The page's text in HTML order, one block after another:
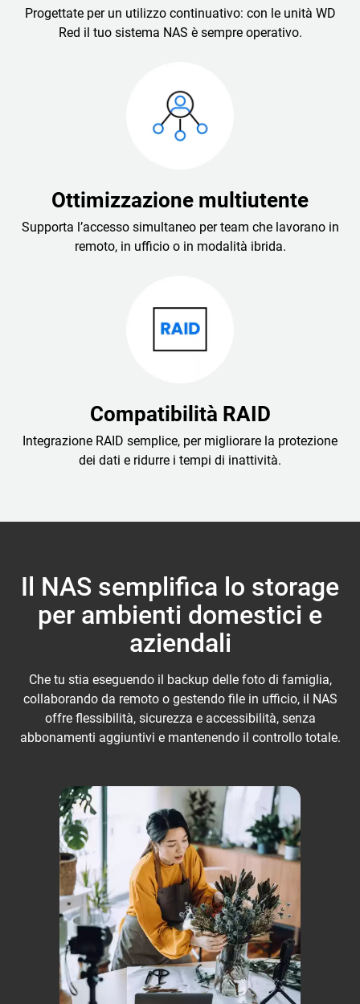
Progettate per un utilizzo continuativo: con le unità WD
Red il tuo sistema NAS è sempre operativo.
Ottimizzazione multiutente
Supporta l’accesso simultaneo per team che lavorano in
remoto, in ufficio o in modalità ibrida.
Compatibilità RAID
Integrazione RAID semplice, per migliorare la protezione
dei dati e ridurre i tempi di inattività.
Il NAS semplifica lo storage
per ambienti domestici e
aziendali
Che tu stia eseguendo il backup delle foto di famiglia,
collaborando da remoto o gestendo file in ufficio, il NAS
offre flessibilità, sicurezza e accessibilità, senza
abbonamenti aggiuntivi e mantenendo il controllo totale.